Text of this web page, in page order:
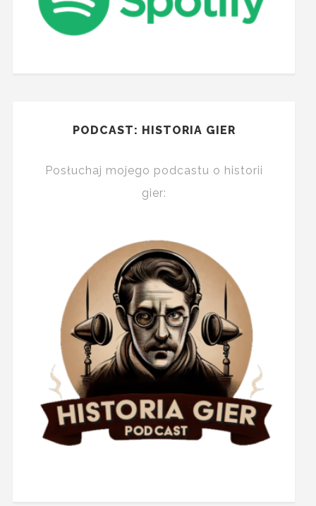
PODCAST: HISTORIA GIER
Posłuchaj mojego podcastu o historii
gier: